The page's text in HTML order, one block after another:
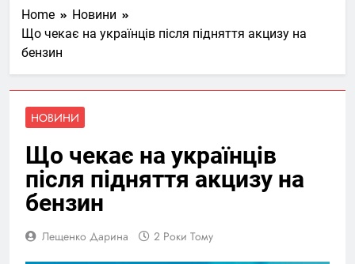
Home
Новини
Що чекає на українців після підняття акцизу на
бензин
НОВИНИ
Що чекає на українців
після підняття акцизу на
бензин
Лещенко Дарина 2 Роки Тому